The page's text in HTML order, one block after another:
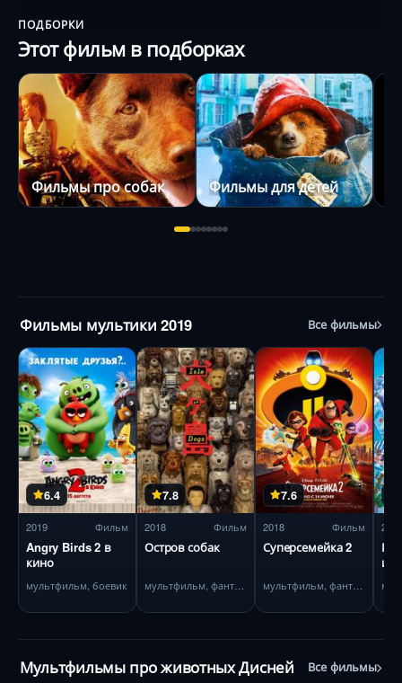
ПОДБОРКИ
Этот фильм в подборках
Фильмы про собак Фильмы для детей
Фильмы мультики 2019 Все фильмы
6.4
2019 Фильм
Angry Birds 2 в
кино
мультфильм, боевик
7.8
2018 Фильм
Остров собак
7.6
2018 Фильм
Суперсемейка 2
2018
Мультфильмы про животных Дисней Все фильмы